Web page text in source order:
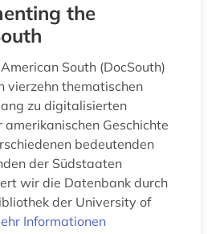
jüdische geschichte (1)
karibik und latino studies (1)
(1)
katholische kirche (1)
the
South (DocSouth)
vierzehn thematischen
zu digitalisierten
Geschichte
bedeutenden
der Südstaaten
wir die Datenbank durch
der University of
Informationen